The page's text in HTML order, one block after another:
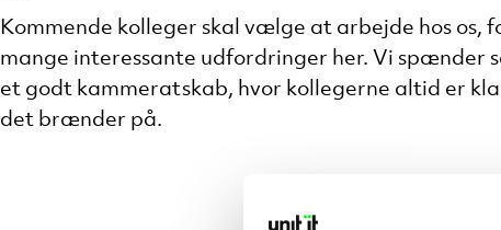
Kommende kolleger skal vælge at arbejde hos os,
mange interessante udfordringer her. Vi spænder
et godt kammeratskab, hvor kollegerne altid er
det brænder på.